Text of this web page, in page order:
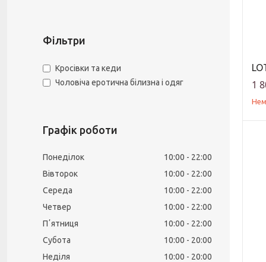
1
Фільтри
Кросівки та кеди
Чоловіча еротична білизна і одяг
Графік роботи
Понеділок 10:00
22:00
Вівторок
10:00
22:00
Середа
10:00
22:00
Четвер
10:00
22:00
Пʼятниця
10:00
22:00
Субота
10:00
20:00
Неділя
10:00 20:00